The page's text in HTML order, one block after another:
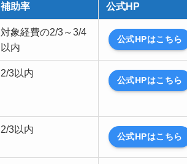
補助率 公式HP
対象経費の2/3～3/4
以内
公式HPはこちら
2/3以内
公式HPはこちら
2/3以内
公式HPはこちら